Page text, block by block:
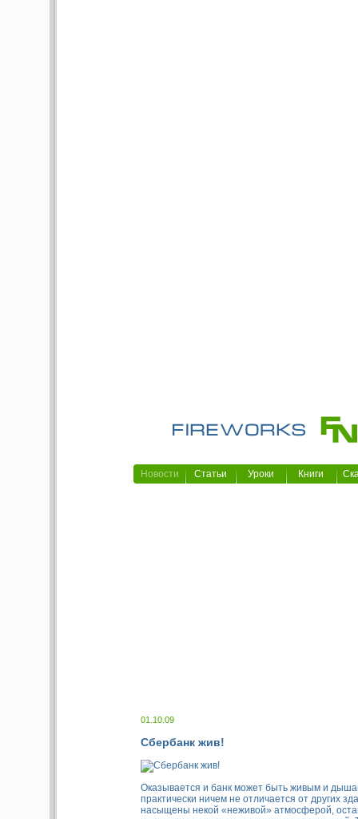
Новости Статьи Уроки Книги
01.10.09
Сбербанк жив!
Оказывается и банк может быть живым и
практически ничем не отличается от других
насыщены некой «неживой» атмосферой,